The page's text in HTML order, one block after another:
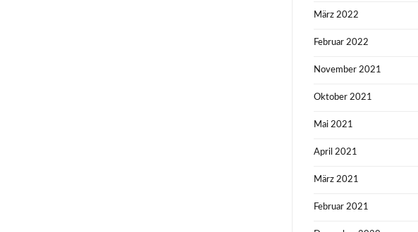
März 2022
Februar 2022
November 2021
Oktober 2021
Mai 2021
April 2021
März 2021
Februar 2021